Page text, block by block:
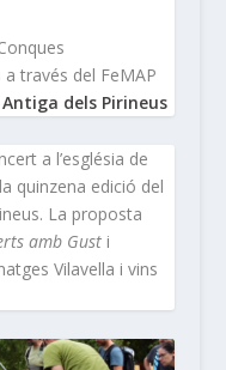
a través del FeMAP
dels Pirineus
a l’església de
quinzena edició del
La proposta
amb Gusti
Vilavella i vins